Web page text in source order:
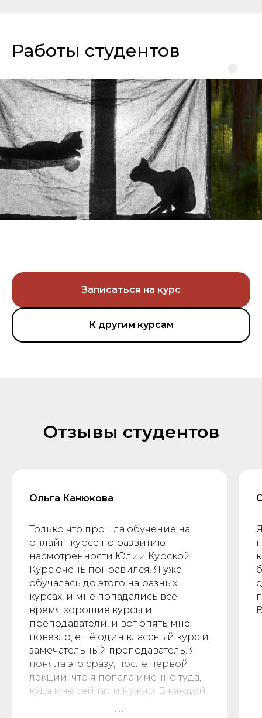
Работы студентов
Записаться на курс
К другим курсам
Отзывы студентов
Ольга Канюкова
Только что прошла обучение на
онлайн-курсе по развитию
насмотренности Юлии Курской.
Курс очень понравился. Я уже
обучалась до этого на разных
курсах, и мне попадались всё
время хорошие курсы и
преподаватели, и вот опять мне
повезло, ещё один классный курс и
замечательный преподаватель. Я
поняла это сразу, после первой
лекции, что я попала именно туда,
куда мне сейчас и нужно. В каждой